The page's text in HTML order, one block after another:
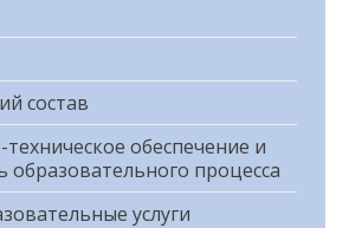
состав
обеспечение и
образовательного процесса
услуги